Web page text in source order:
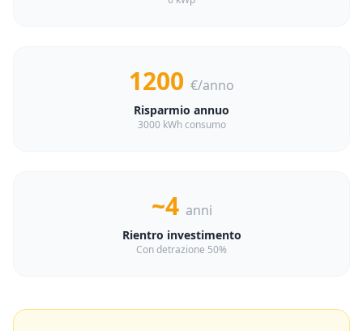
1200 €/anno
Risparmio annuo
3000 kWh consumo
~4 anni
Rientro investimento
Con detrazione 50%